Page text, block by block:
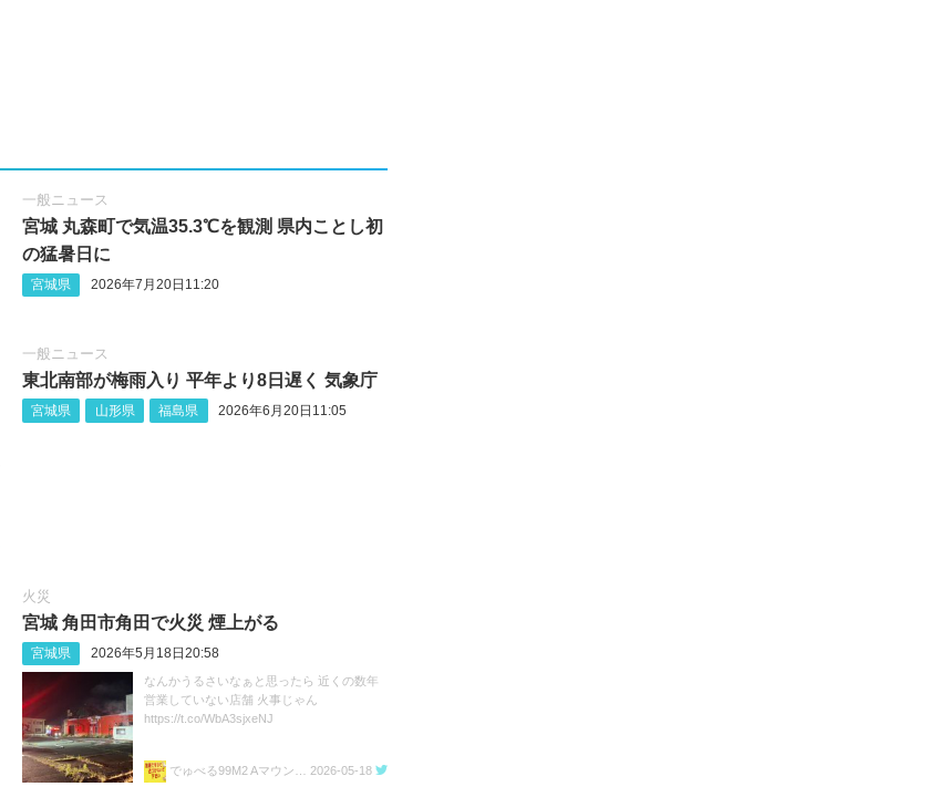
一般ニュース
宮城 丸森町で気温35.3℃を観測 県内ことし初
の猛暑日に
宮城県 2026年7月20日11:20
一般ニュース
東北南部が梅雨入り 平年より8日遅く 気象庁
宮城県 山形県 福島県 2026年6月20日11:05
火災
宮城 角田市角田で火災 煙上がる
宮城県 2026年5月18日20:58
なんかうるさいなぁと思ったら 近くの数年
営業していない店舗 火事じゃん
https://t.co/WbA3sjxeNJ
2026-05-18